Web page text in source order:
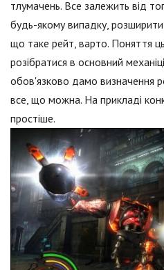
тлумачень. Все залежить від
будь-якому випадку, розширити
що таке рейт, варто. Поняття
розібратися в основний
обов'язково дамо визначення
все, що можна. На прикладі
простіше.